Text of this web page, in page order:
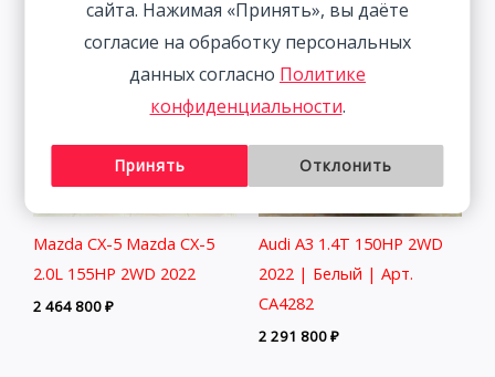
Mazda CX-5 Mazda CX-5
2.0L 155HP 2WD 2022
2 464 800₽
Audi A3 1.4T 150HP 2WD
2022 | Белый | Арт.
CA4282
2 291 800₽
сайта. Нажимая «Принять», вы даёте
согласие на обработку персональных
данных согласно Политике
конфиденциальности.
Принять Отклонить